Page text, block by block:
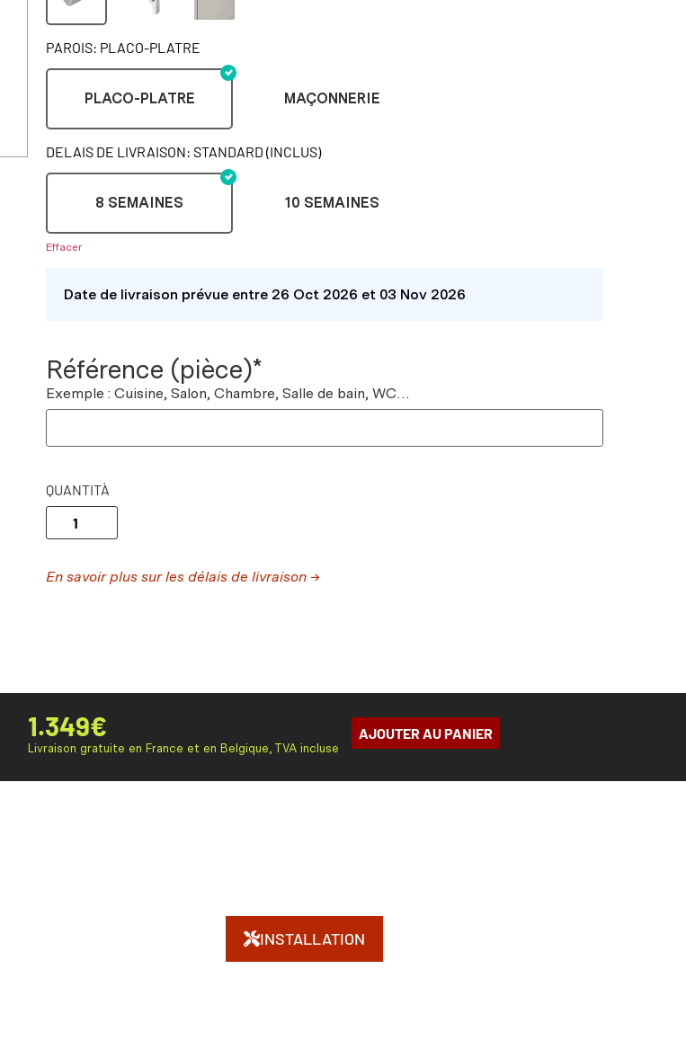
PAROIS: PLACO-PLATRE
PLACO-PLATRE MAÇONNERIE
DELAIS DE LIVRAISON: STANDARD (INCLUS)
8 SEMAINES 10 SEMAINES
Effacer
Date de livraison prévue entre 26 Oct 2026 et 03 Nov 2026
Référence (pièce)*
Exemple : Cuisine, Salon, Chambre, Salle de bain, WC…
QUANTITÀ
En savoir plus sur les délais de livraison →
1.349€
Livraison gratuite en France et en Belgique, TVA incluse
AJOUTER AU PANIER
INSTALLATION